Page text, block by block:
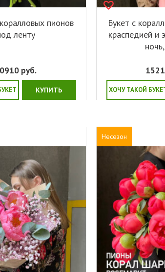
пионов
ленту
руб.
КУПИТЬ
Букет с
краспедией и
ХОЧУ ТАКОЙ
Несезон